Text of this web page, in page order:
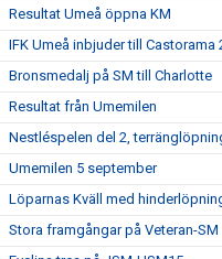
Resultat Umeå öppna KM
IFK Umeå inbjuder till Castorama
Bronsmedalj på SM till Charlotte
Resultat från Umemilen
Nestléspelen del 2,
Umemilen 5 september
Löparnas Kväll med
Stora framgångar på Veteran-SM